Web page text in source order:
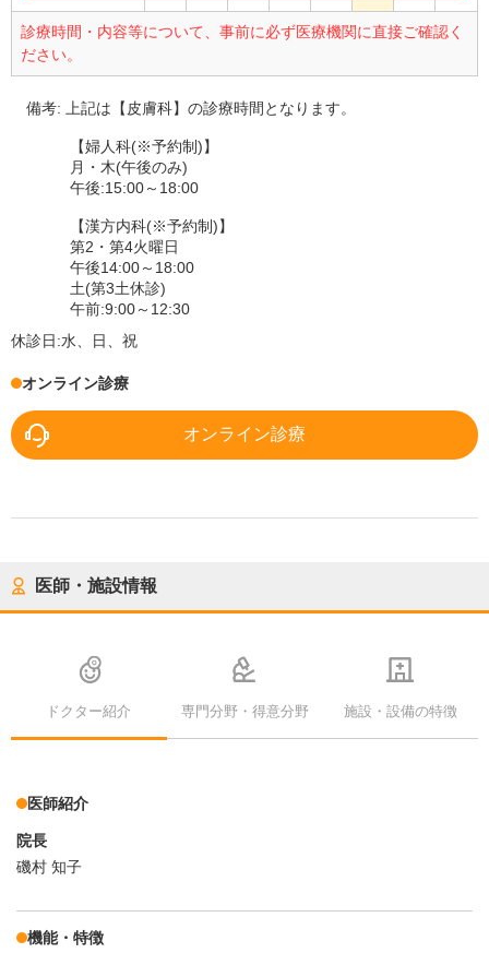
診療時間・内容等について、事前に必ず医療機関に直接ご確認く
ださい。
備考: 上記は【皮膚科】の診療時間となります。
【婦人科(※予約制)】
月・木(午後のみ)
午後:15:00～18:00
【漢方内科(※予約制)】
第2・第4火曜日
午後14:00～18:00
土(第3土休診)
午前:9:00～12:30
休診日:水、日、祝
オンライン診療
オンライン診療
医師・施設情報
ドクター紹介 専門分野・得意分野 施設・設備の特徴
医師紹介
院長
磯村 知子
機能・特徴